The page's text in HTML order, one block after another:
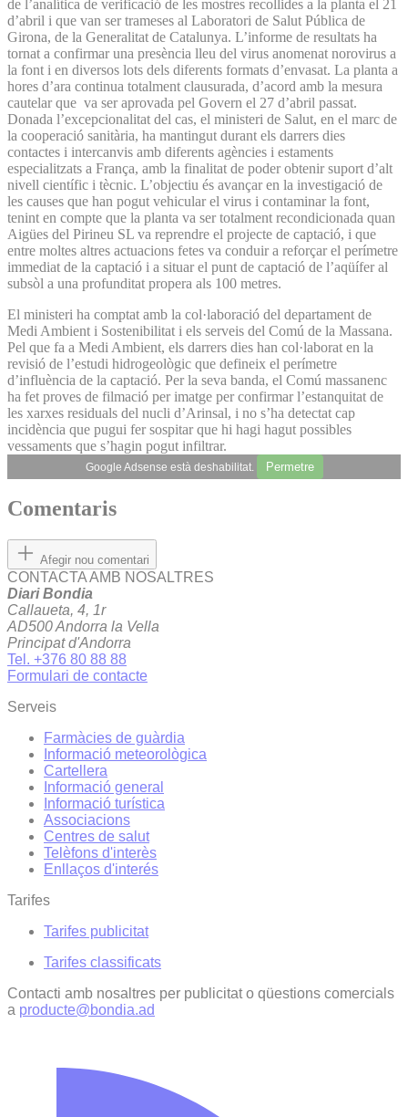
de l’analítica de verificació de les mostres recollides a la planta el 21
d’abril i que van ser trameses al Laboratori de Salut Pública de
Girona, de la Generalitat de Catalunya. L’informe de resultats ha
tornat a confirmar una presència lleu del virus anomenat norovirus a
la font i en diversos lots dels diferents formats d’envasat. La planta a
hores d’ara continua totalment clausurada, d’acord amb la mesura
cautelar que va ser aprovada pel Govern el 27 d’abril passat.
Donada l’excepcionalitat del cas, el ministeri de Salut, en el marc de
la cooperació sanitària, ha mantingut durant els darrers dies
contactes i intercanvis amb diferents agències i estaments
especialitzats a França, amb la finalitat de poder obtenir suport d’alt
nivell científic i tècnic. L’objectiu és avançar en la investigació de
les causes que han pogut vehicular el virus i contaminar la font,
tenint en compte que la planta va ser totalment recondicionada quan
Aigües del Pirineu SL va reprendre el projecte de captació, i que
entre moltes altres actuacions fetes va conduir a reforçar el perímetre
immediat de la captació i a situar el punt de captació de l’aqüífer al
subsòl a una profunditat propera als 100 metres.
El ministeri ha comptat amb la col·laboració del departament de
Medi Ambient i Sostenibilitat i els serveis del Comú de la Massana.
Pel que fa a Medi Ambient, els darrers dies han col·laborat en la
revisió de l’estudi hidrogeològic que defineix el perímetre
d’influència de la captació. Per la seva banda, el Comú massanenc
ha fet proves de filmació per imatge per confirmar l’estanquitat de
les xarxes residuals del nucli d’Arinsal, i no s’ha detectat cap
incidència que pugui fer sospitar que hi hagi hagut possibles
vessaments que s’hagin pogut infiltrar.
Google Adsense està deshabilitat. Permetre
Comentaris
Afegir nou comentari
CONTACTA AMB NOSALTRES
Diari Bondia
Callaueta, 4, 1r
AD500 Andorra la Vella
Principat d'Andorra
Tel. +376 80 88 88
Formulari de contacte
Serveis
Farmàcies de guàrdia
Informació meteorològica
Cartellera
Informació general
Informació turística
Associacions
Centres de salut
Telèfons d'interès
Enllaços d'interés
Tarifes
Tarifes publicitat
Tarifes classificats
Contacti amb nosaltres per publicitat o qüestions comercials
a producte@bondia.ad